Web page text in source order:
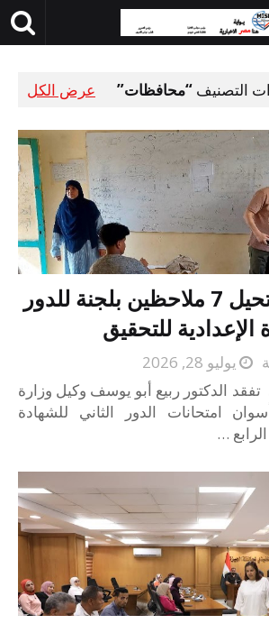
التصنيف محافظات عرض الكل
تعليم أسوان تحيل 7 ملاحظين بلجنة للدور
الإعدادية للتحقيق
يوليو 28, 2026
الدكتور ربيع أبو يوسف وكيل وزارة
امتحانات الدور الثاني للشهادة
…